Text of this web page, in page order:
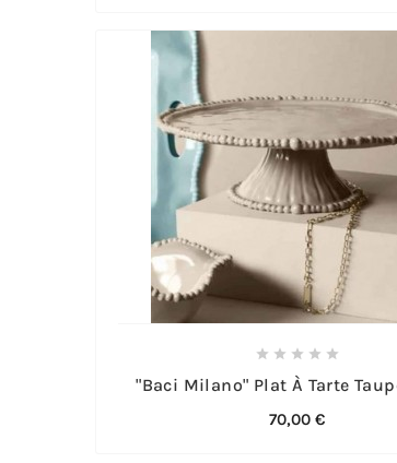
    
"Baci Milano" Plat À Tarte
70,00 €